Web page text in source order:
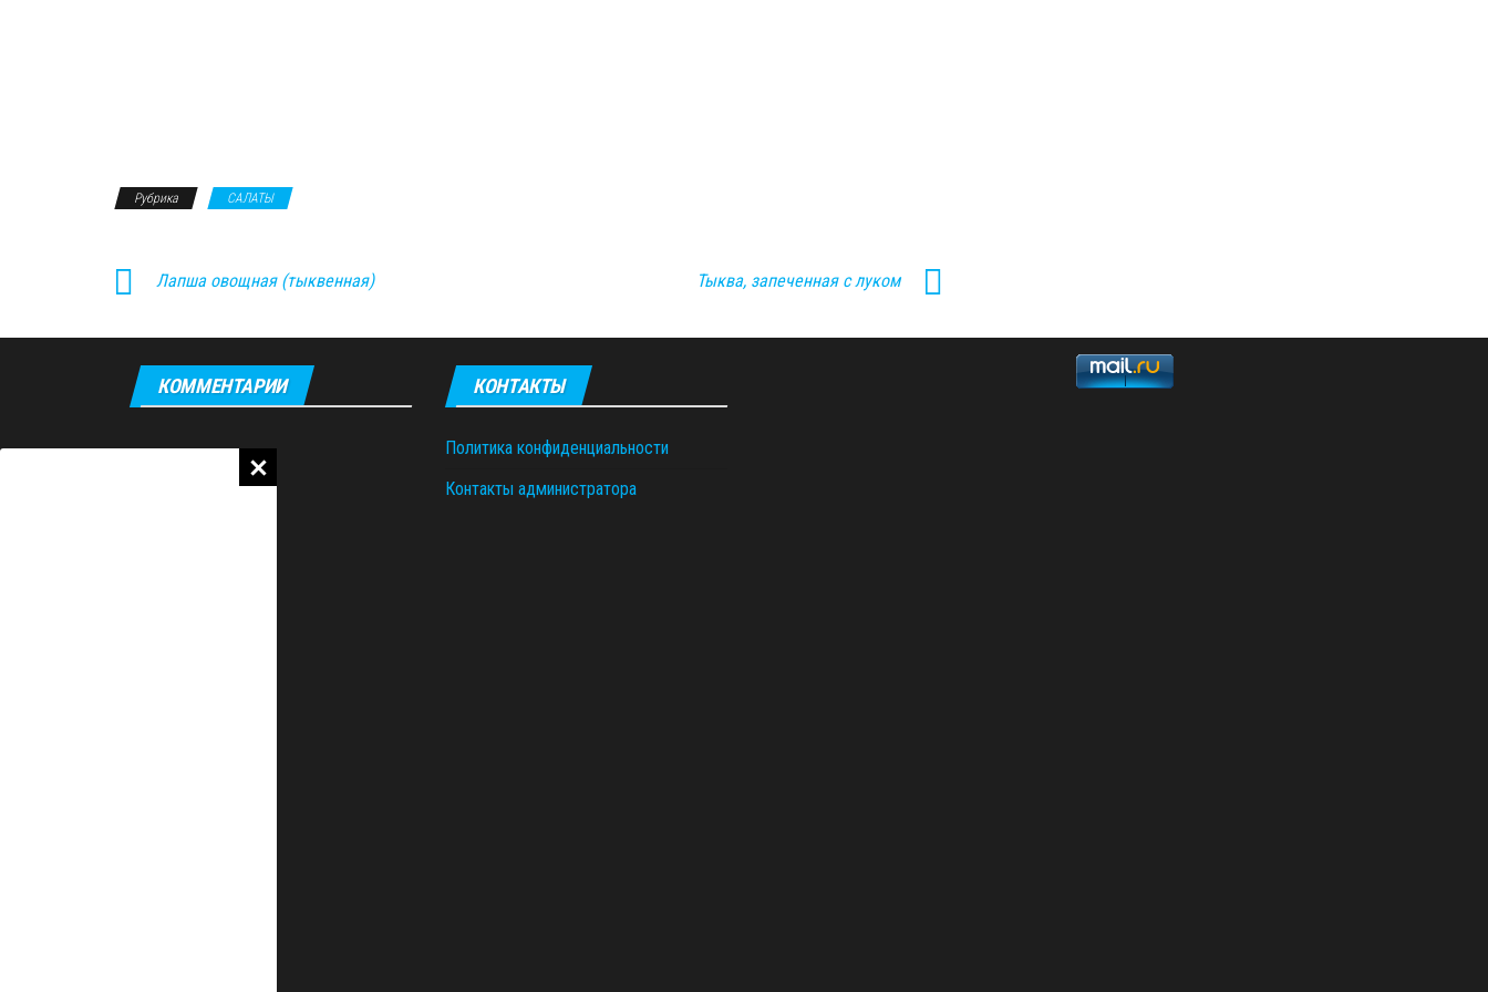
Рубрика САЛАТЫ
Лапша овощная (тыквенная) Тыква, запеченная с луком
КОММЕНТАРИИ КОНТАКТЫ
Политика конфиденциальности
Контакты администратора